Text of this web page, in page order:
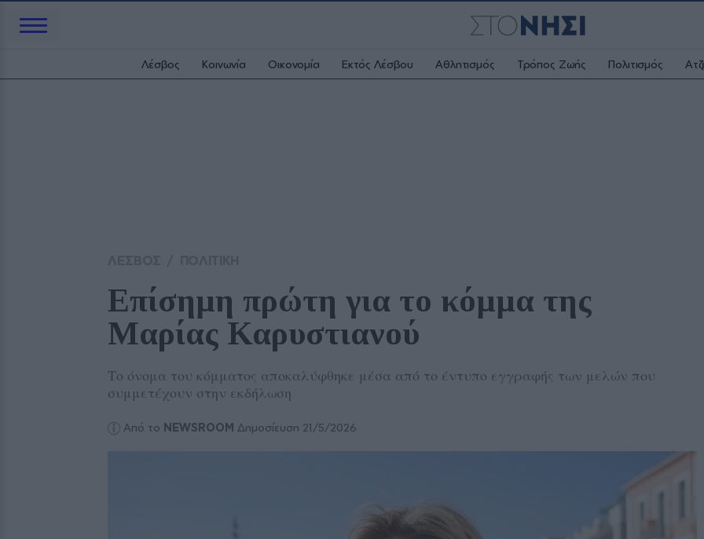
Λέσβος Κοινωνία Οικονομία Εκτός Λέσβου Αθλητισμός Τρόπος Ζωής Πολιτισμός
Επίσημη πρώτη για το κόμμα της
Μαρίας Καρυστιανού
Το όνομα του κόμματος αποκαλύφθηκε μέσα από το έντυπο εγγραφής των μελών που
συμμετέχουν στην εκδήλωση
Από το NEWSROOM Δημοσίευση 21/5/2026